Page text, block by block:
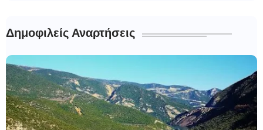
Δημοφιλείς Αναρτήσεις